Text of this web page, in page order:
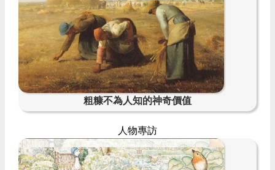
粗糠不為人知的神奇價值
人物專訪